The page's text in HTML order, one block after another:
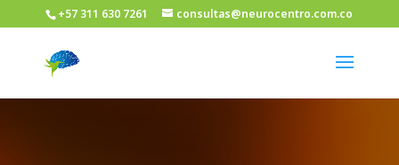
+57 311 630 7261 consultas@neurocentro.com.co